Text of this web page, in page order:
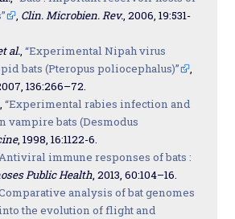
, Clin. Microbien. Rev., 2006, 19:531-
al.,“Experimental Nipah virus
bats (Pteropus poliocephalus)”
,
136:266–72.
,“Experimental rabies infection and
vampire bats (Desmodus
, 1998, 16:1122-6.
immune responses of bats :
Public Health, 2013, 60:104–16.
analysis of bat genomes
the evolution of flight and